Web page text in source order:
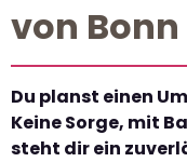
von
Du planst einen
Keine Sorge, mit
steht dir ein